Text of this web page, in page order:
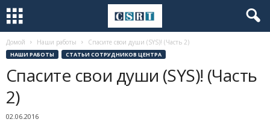
Домой Наши работы Спасите свои души (SYS)! (Часть 2)
НАШИ РАБОТЫ СТАТЬИ СОТРУДНИКОВ ЦЕНТРА
Спасите свои души (SYS)! (Часть
2)
02.06.2016